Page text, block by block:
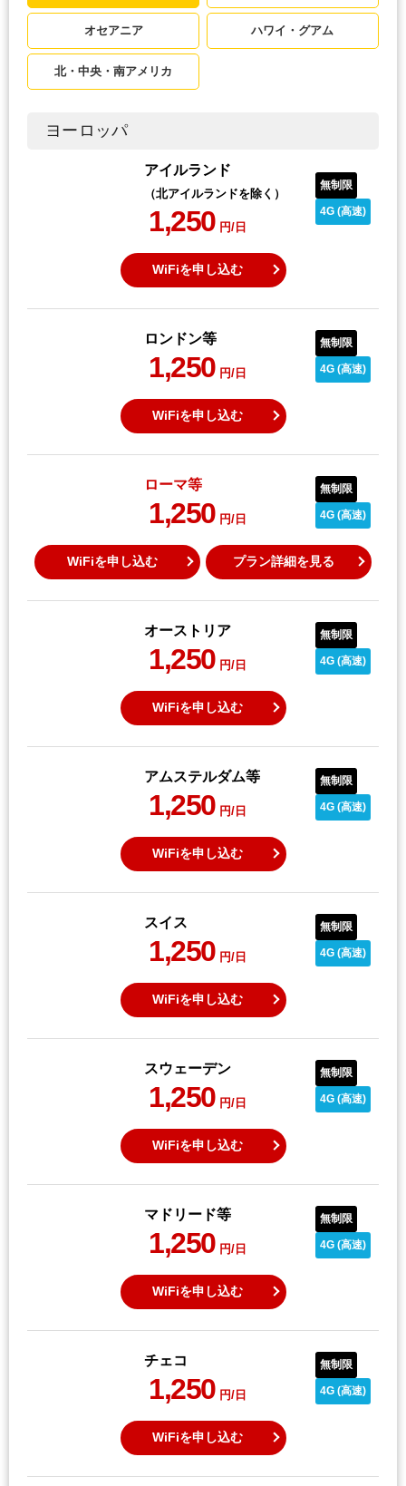
オセアニア ハワイ・グアム
北・中央・南アメリカ
ヨーロッパ
アイルランド
（北アイルランドを除く）
無制限
4G (高速)
1,250 円/日
WiFiを申し込む
ロンドン等 無制限
4G (高速)
1,250 円/日
WiFiを申し込む
ローマ等 無制限
4G (高速)
1,250 円/日
プラン詳細を見る
WiFiを申し込む
オーストリア 無制限
4G (高速)
1,250 円/日
WiFiを申し込む
アムステルダム等 無制限
4G (高速)
1,250 円/日
WiFiを申し込む
スイス 無制限
4G (高速)
1,250 円/日
WiFiを申し込む
スウェーデン 無制限
4G (高速)
1,250 円/日
WiFiを申し込む
マドリード等 無制限
4G (高速)
1,250 円/日
WiFiを申し込む
チェコ 無制限
4G (高速)
1,250 円/日
WiFiを申し込む